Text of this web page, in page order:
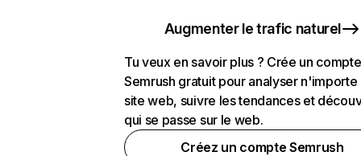
Augmenter le trafic naturel
Tu veux en savoir plus ? Crée un compte
Semrush gratuit pour analyser n'importe
site web, suivre les tendances et
qui se passe sur le web.
Créez un compte Semrush